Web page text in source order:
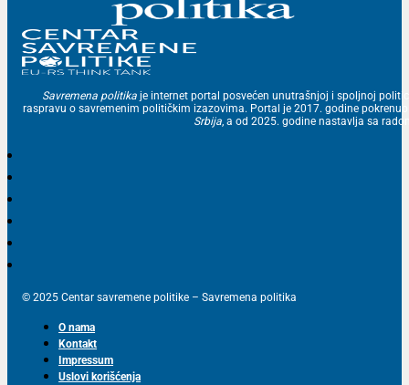
Savremena politika je internet portal posvećen unutrašnjoj i spoljnoj
raspravu o savremenim političkim izazovima. Portal je 2017. godine
Srbija, a od 2025. godine nastavlja sa
© 2025 Centar savremene politike – Savremena politika
O nama
Kontakt
Impressum
Uslovi korišćenja